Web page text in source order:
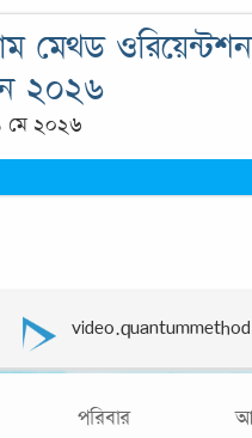
মেথড
২০২৬
মে ২০২৬
পরিবার